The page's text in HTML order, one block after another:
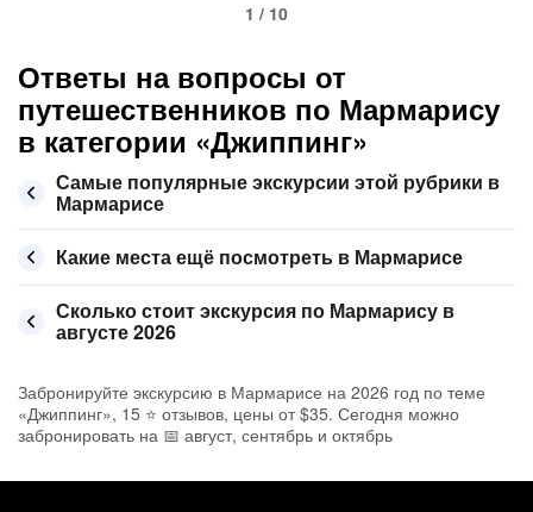
1 / 10
Ответы на вопросы от
путешественников по Мармарису
в категории «Джиппинг»
Самые популярные экскурсии этой рубрики в
Мармарисе
Какие места ещё посмотреть в Мармарисе
Сколько стоит экскурсия по Мармарису в
августе 2026
Забронируйте экскурсию в Мармарисе на 2026 год по теме
«Джиппинг», 15 ⭐ отзывов, цены от $35. Сегодня можно
забронировать на 📅 август, сентябрь и октябрь